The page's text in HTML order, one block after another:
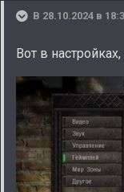
В 28.10.2024 в
Вот в